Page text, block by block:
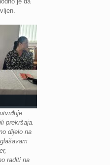
prekršaja.
dijelo na
raditi na